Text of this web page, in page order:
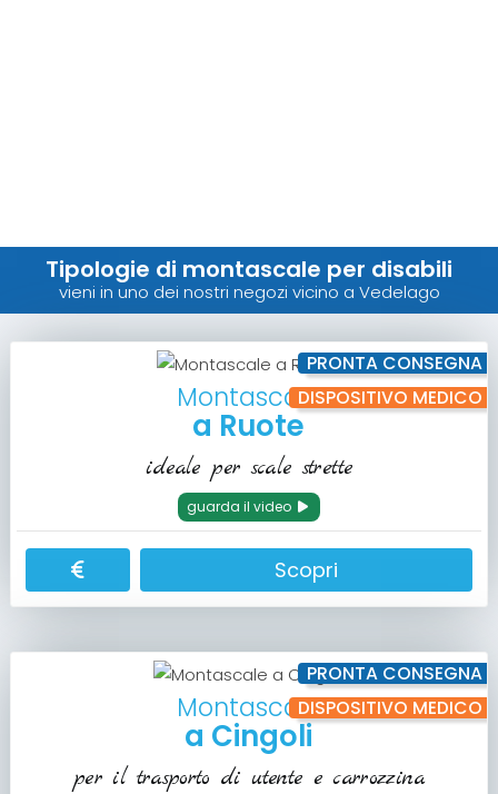
Tipologie di montascale per disabili
vieni in uno dei nostri negozi vicino a Vedelago
PRONTA CONSEGNA
DISPOSITIVO MEDICO
Montascale
a Ruote
ideale per scale strette
guarda il video
Scopri
PRONTA CONSEGNA
DISPOSITIVO MEDICO
Montascale
a Cingoli
per il trasporto di utente e carrozzina